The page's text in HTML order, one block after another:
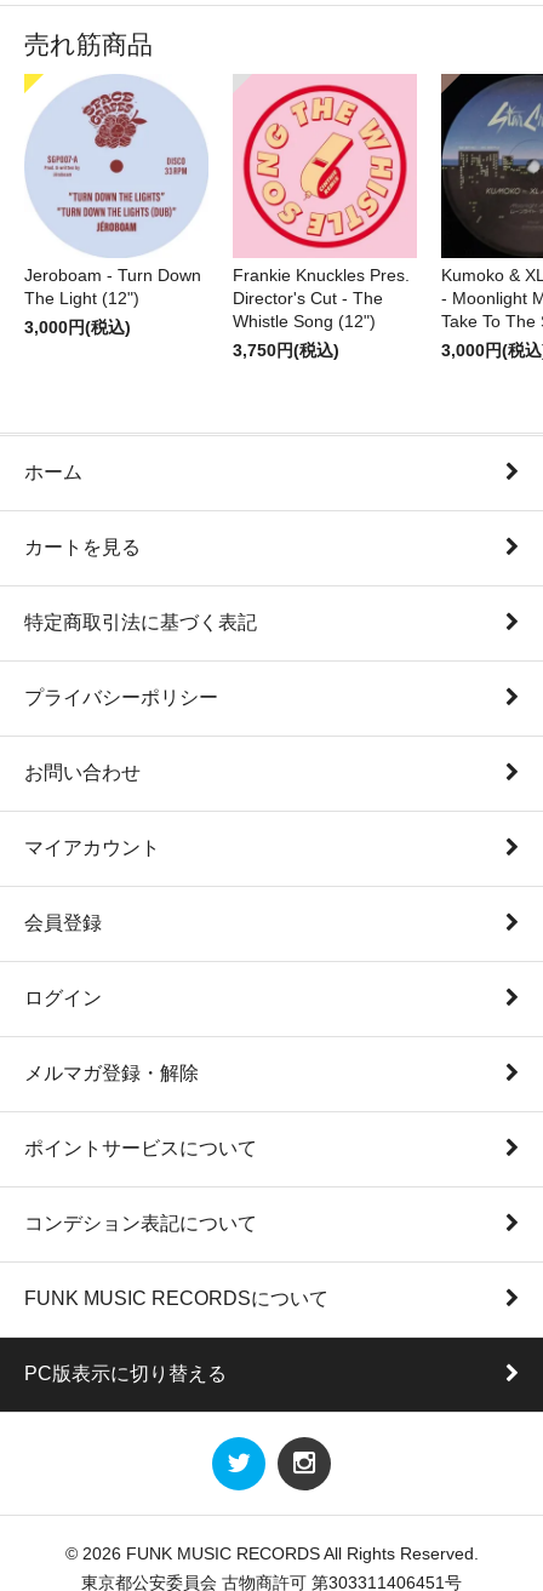
売れ筋商品
Jeroboam - Turn Down
The Light (12")
3,000円(税込)
Frankie Knuckles Pres.
Director's Cut - The
Whistle Song (12")
3,750円(税込)
Kumoko &
- Moonlight
Take To The
3,000円(税
ホーム
カートを見る
特定商取引法に基づく表記
プライバシーポリシー
お問い合わせ
マイアカウント
会員登録
ログイン
メルマガ登録・解除
ポイントサービスについて
コンデション表記について
FUNK MUSIC RECORDSについて
PC版表示に切り替える
© 2026 FUNK MUSIC RECORDS All Rights Reserved.
東京都公安委員会 古物商許可 第303311406451号